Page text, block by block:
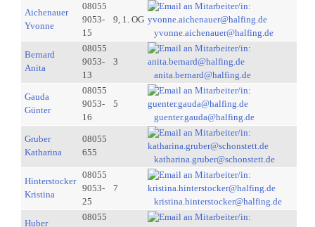
Aichenauer
Yvonne
08055
9053-
15
9, 1. OG
yvonne.aichenauer@halfing.de
Bernard
Anita
08055
9053-
13
3
anita.bernard@halfing.de
Gauda
Günter
08055
9053-
16
5
guenter.gauda@halfing.de
Gruber
Katharina
08055
655
katharina.gruber@schonstett.de
Hinterstocker
Kristina
08055
9053-
25
7
kristina.hinterstocker@halfing.de
Huber
08055